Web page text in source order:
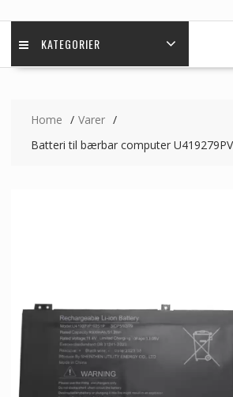
KATEGORIER
Home
Varer
Batteri til bærbar computer